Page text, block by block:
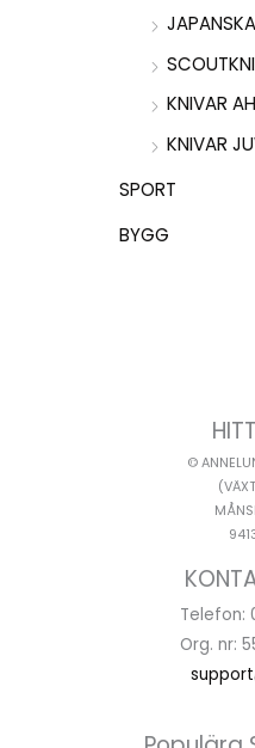
KNIVAR
KNIVAR
SPORT
BYGG
©
Telefon:
Org. nr: